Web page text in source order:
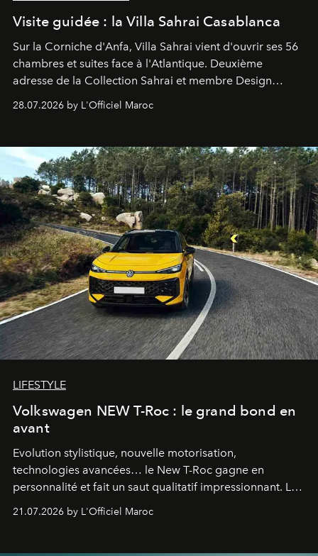
Visite guidée : la Villa Sahrai Casablanca
Sur la Corniche d'Anfa, Villa Sahrai vient d'ouvrir ses 56
chambres et suites face à l'Atlantique. Deuxième
adresse de la Collection Sahrai et membre Design
Pillet promet un lieu de vie complet. On y a déjeuné…
28.07.2026 by L'Officiel Maroc
LIFESTYLE
Volkswagen NEW T-Roc : le grand bond en
avant
Evolution stylistique, nouvelle motorisation,
technologies avancées… le New T-Roc gagne en
personnalité et fait un saut qualitatif impressionnant. Le
fétiche pour le rendre plus premium. Et le pari semble
21.07.2026 by L'Officiel Maroc